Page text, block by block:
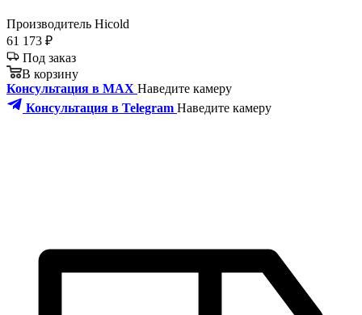
Производитель Hicold
61 173 ₽
Под заказ
В корзину
Консультация в MAX Наведите камеру
Консультация в Telegram Наведите камеру